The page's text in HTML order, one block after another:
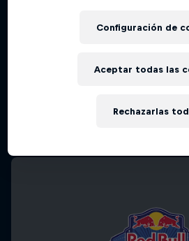
Configuración de
Rechazarlas
Aceptar todas las